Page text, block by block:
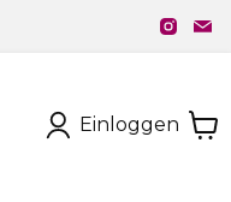
Einloggen